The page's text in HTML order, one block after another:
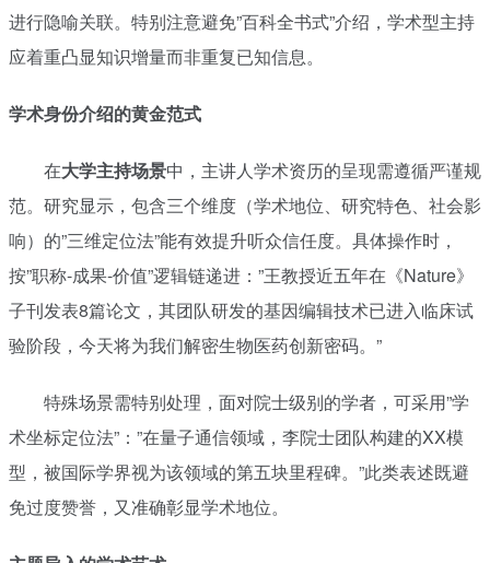
进行隐喻关联。特别注意避免”百科全书式”介绍，学术型主持
应着重凸显知识增量而非重复已知信息。
学术身份介绍的黄金范式
在大学主持场景中，主讲人学术资历的呈现需遵循严谨规
范。研究显示，包含三个维度（学术地位、研究特色、社会影
响）的”三维定位法”能有效提升听众信任度。具体操作时，
按”职称-成果-价值”逻辑链递进：”王教授近五年在《Nature》
子刊发表8篇论文，其团队研发的基因编辑技术已进入临床试
验阶段，今天将为我们解密生物医药创新密码。”
特殊场景需特别处理，面对院士级别的学者，可采用”学
术坐标定位法”：”在量子通信领域，李院士团队构建的XX模
型，被国际学界视为该领域的第五块里程碑。”此类表述既避
免过度赞誉，又准确彰显学术地位。